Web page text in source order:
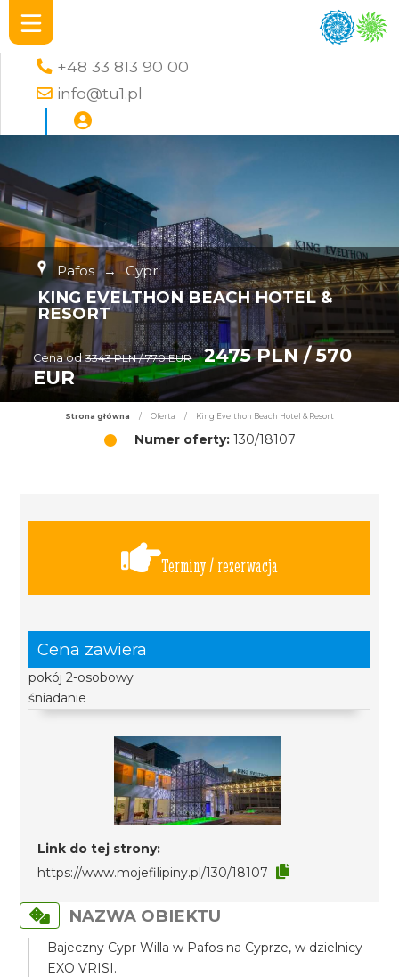
+48 33 813 90 00
info@tu1.pl
Pafos → Cypr
KING EVELTHON BEACH HOTEL &
RESORT
Cena od 3343 PLN / 770 EUR
2475 PLN / 570
EUR
Strona główna / Oferta / King Evelthon Beach Hotel & Resort
Numer oferty:130/18107
Terminy / rezerwacja
Cena zawiera
pokój 2-osobowy
śniadanie
Link do tej strony:
https://www.mojefilipiny.pl/130/18107
NAZWA OBIEKTU
Bajeczny Cypr Willa w Pafos na Cyprze, w dzielnicy
EXO VRISI.